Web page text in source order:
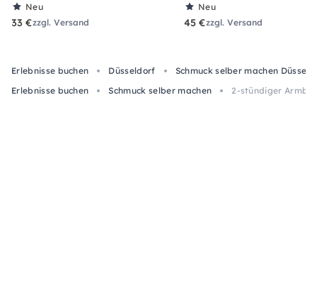
Neu
33 €zzgl. Versand
Neu
45 €zzgl. Versand
Erlebnisse buchen Düsseldorf
Schmuck selber machen
Erlebnisse buchen
Schmuck selber machen 2-stündiger